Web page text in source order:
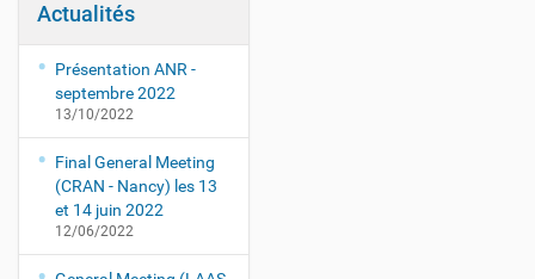
Actualités
Présentation ANR -
septembre 2022
13/10/2022
Final General Meeting
(CRAN - Nancy) les 13
et 14 juin 2022
12/06/2022